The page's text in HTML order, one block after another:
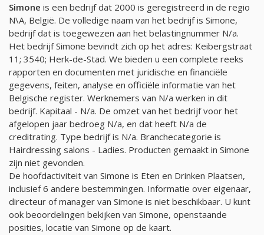
Simone is een bedrijf dat 2000 is geregistreerd in de regio
N\A, België. De volledige naam van het bedrijf is Simone,
bedrijf dat is toegewezen aan het belastingnummer N/a.
Het bedrijf Simone bevindt zich op het adres: Keibergstraat
11; 3540; Herk-de-Stad. We bieden u een complete reeks
rapporten en documenten met juridische en financiële
gegevens, feiten, analyse en officiële informatie van het
Belgische register. Werknemers van N/a werken in dit
bedrijf. Kapitaal - N/a. De omzet van het bedrijf voor het
afgelopen jaar bedroeg N/a, en dat heeft N/a de
creditrating. Type bedrijf is N/a. Branchecategorie is
Hairdressing salons - Ladies. Producten gemaakt in Simone
zijn niet gevonden.
De hoofdactiviteit van Simone is Eten en Drinken Plaatsen,
inclusief 6 andere bestemmingen. Informatie over eigenaar,
directeur of manager van Simone is niet beschikbaar. U kunt
ook beoordelingen bekijken van Simone, openstaande
posities, locatie van Simone op de kaart.